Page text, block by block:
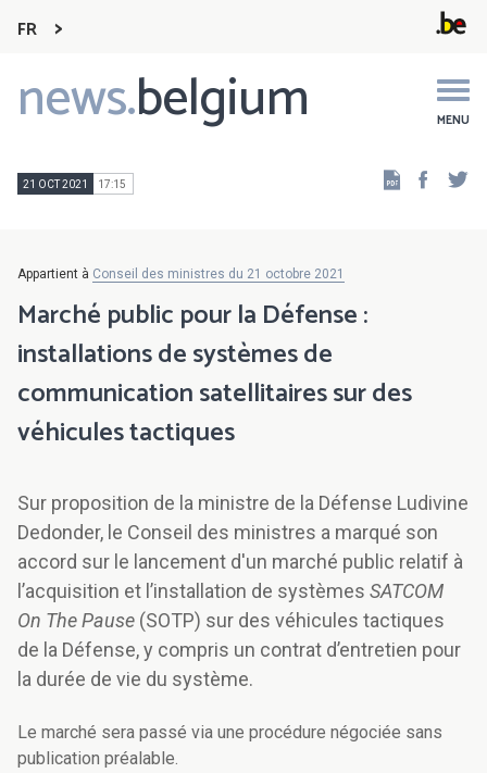
FR
news.belgium MENU
Main
navigation
21 OCT 2021 17:15
Appartient à Conseil des ministres du 21 octobre 2021
Marché public pour la Défense :
installations de systèmes de
communication satellitaires sur des
véhicules tactiques
Sur proposition de la ministre de la Défense Ludivine
Dedonder, le Conseil des ministres a marqué son
accord sur le lancement d'un marché public relatif à
l’acquisition et l’installation de systèmes SATCOM
On The Pause (SOTP) sur des véhicules tactiques
de la Défense, y compris un contrat d’entretien pour
la durée de vie du système.
Le marché sera passé via une procédure négociée sans
publication préalable.